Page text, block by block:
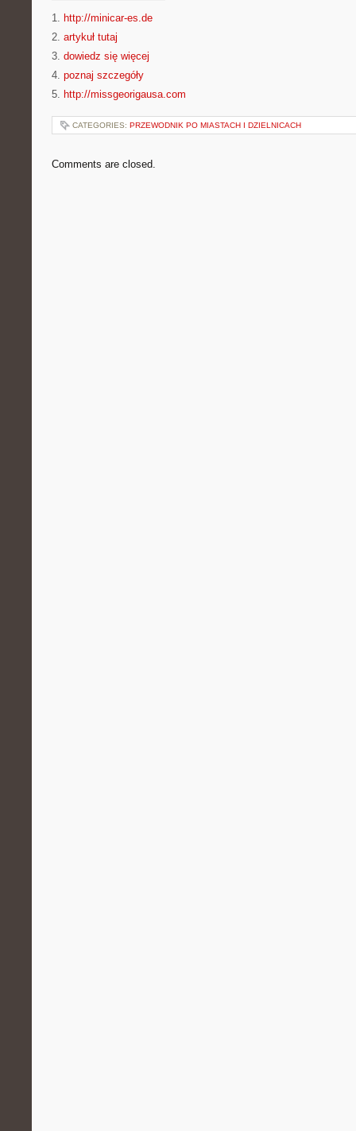
1. http://minicar-es.de
2. artykuł tutaj
3. dowiedz się więcej
4. poznaj szczegóły
5. http://missgeorigausa.com
CATEGORIES: PRZEWODNIK PO MIASTACH I DZIELNICACH
Comments are closed.